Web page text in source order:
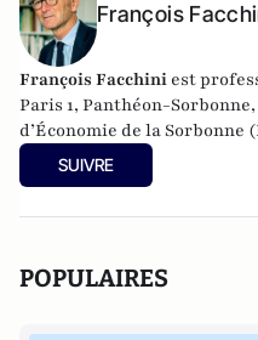
François
François Facchini est
Paris 1, Panthéon-
d’Économie de la Sorbonne
SUIVRE
POPULAIRES